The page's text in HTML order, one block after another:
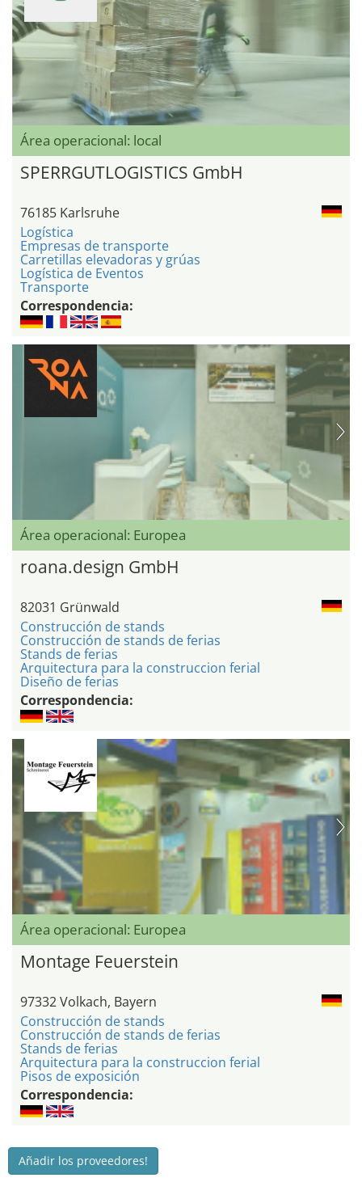
Área operacional: local
SPERRGUTLOGISTICS GmbH
76185 Karlsruhe
Logística
Empresas de transporte
Carretillas elevadoras y grúas
Logística de Eventos
Transporte
Correspondencia:
Área operacional: Europea
roana.design GmbH
82031 Grünwald
Construcción de stands
Construcción de stands de ferias
Stands de ferias
Arquitectura para la construccion ferial
Diseño de ferias
Correspondencia:
Área operacional: Europea
Montage Feuerstein
97332 Volkach, Bayern
Construcción de stands
Construcción de stands de ferias
Stands de ferias
Arquitectura para la construccion ferial
Pisos de exposición
Correspondencia:
Añadir los proveedores!